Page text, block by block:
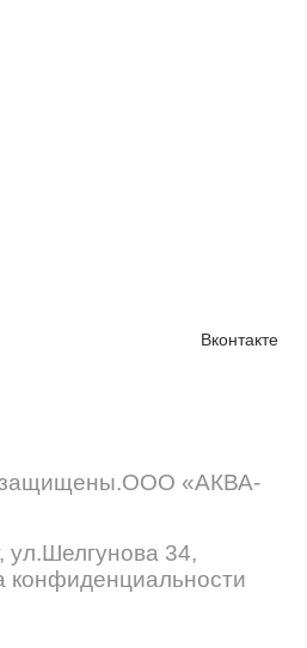
Вконтакте
защищены.ООО «АКВА-
ул.Шелгунова 34,
конфиденциальности